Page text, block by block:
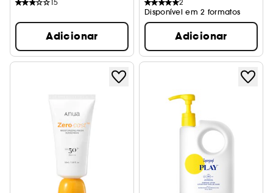
15
Adicionar
2
Disponível em 2 formatos
Adicionar